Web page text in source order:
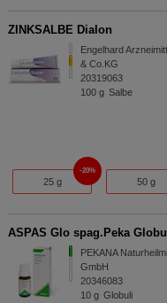
ZINKSALBE Dialon
Engelhard
& Co.KG
20319063
100 g Salbe
25 g
20%
50 g
ASPAS Glo spag.Peka
PEKANA
GmbH
20346083
10 g Globuli